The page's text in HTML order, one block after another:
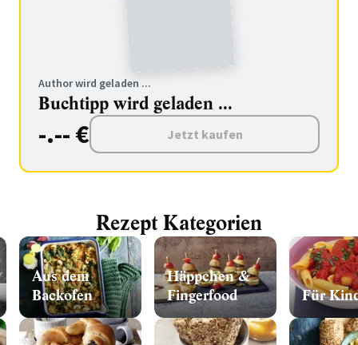
Author wird geladen ...
Buchtipp wird geladen ...
-.-- € Jetzt kaufen
Rezept Kategorien
Aus dem
Backofen
Häppchen &
Fingerfood
Für